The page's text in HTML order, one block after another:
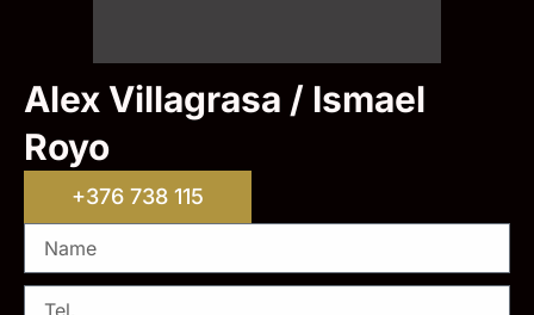
Alex Villagrasa / Ismael
Royo
+376 738 115